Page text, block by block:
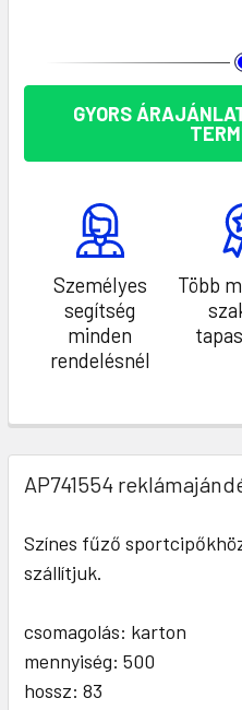
GYORS
Személyes
segítség
minden
rendelésnél
Több
AP741554
Színes fűző
szállítjuk.
csomagolás: karton
mennyiség: 500
hossz: 83